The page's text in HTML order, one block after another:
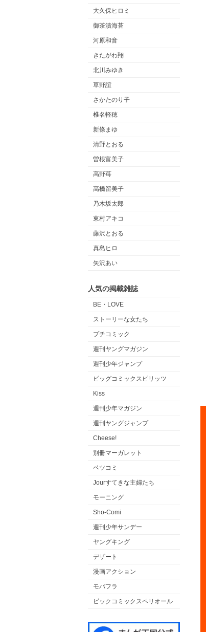
大久保ヒロミ
御茶漬海苔
河原和音
きたがわ翔
北川みゆき
草野誼
さかたのり子
椎名軽穂
新條まゆ
清野とおる
曽根富美子
高野苺
高橋留美子
乃木坂太郎
東村アキコ
藤沢とおる
真島ヒロ
矢沢あい
人気の掲載雑誌
BE・LOVE
ストーリーな女たち
プチコミック
週刊ヤングマガジン
週刊少年ジャンプ
ビッグコミックスピリッツ
Kiss
週刊少年マガジン
週刊ヤングジャンプ
Cheese!
別冊マーガレット
ベツコミ
Jourすてきな主婦たち
モーニング
Sho-Comi
週刊少年サンデー
ヤングキング
デザート
漫画アクション
モバフラ
ビックコミックスペリオール